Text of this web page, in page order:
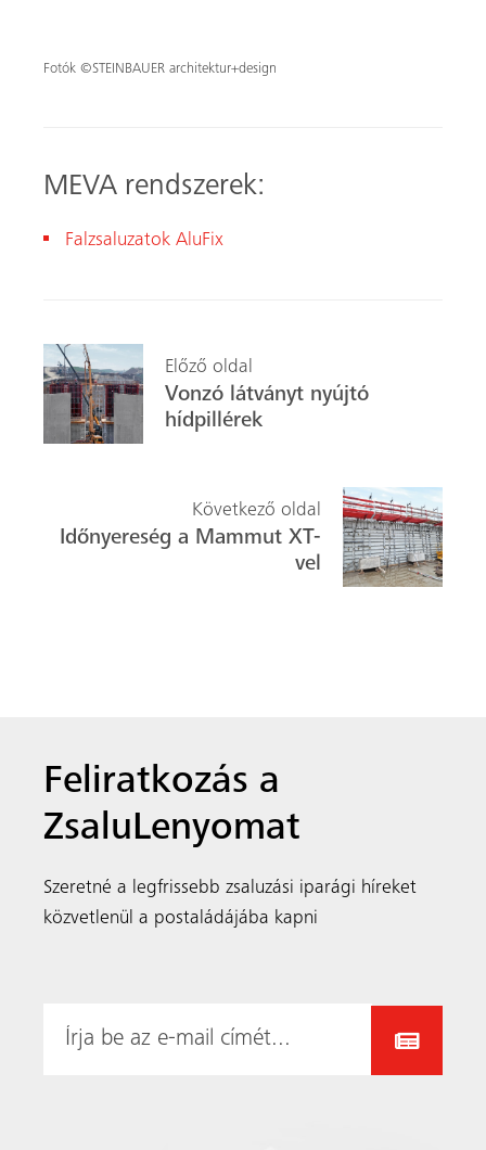
Fotók ©STEINBAUER architektur+design
MEVA rendszerek:
Falzsaluzatok AluFix
Előző oldal
Vonzó látványt nyújtó
hídpillérek
Következő oldal
Időnyereség a Mammut XT-
vel
Feliratkozás a
ZsaluLenyomat
Szeretné a legfrissebb zsaluzási iparági híreket
közvetlenül a postaládájába kapni